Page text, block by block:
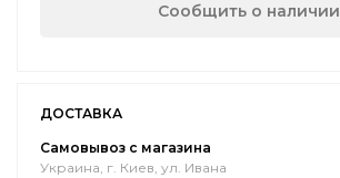
Сообщить о наличии
ДОСТАВКА
Самовывоз с магазина
Украина, г. Киев, ул. Ивана